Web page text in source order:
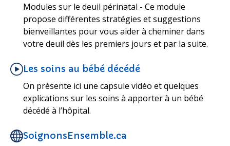
Modules sur le deuil périnatal - Ce module
propose différentes stratégies et suggestions
bienveillantes pour vous aider à cheminer dans
votre deuil dès les premiers jours et par la suite.
Les soins au bébé décédé
On présente ici une capsule vidéo et quelques
explications sur les soins à apporter à un bébé
décédé à l’hôpital.
SoignonsEnsemble.ca